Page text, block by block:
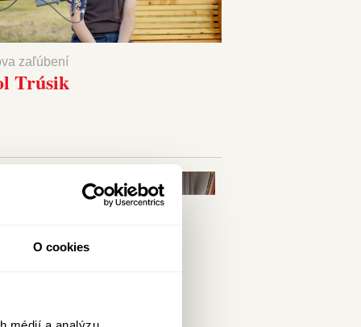
O cookies
zaľúbení
Trúsik